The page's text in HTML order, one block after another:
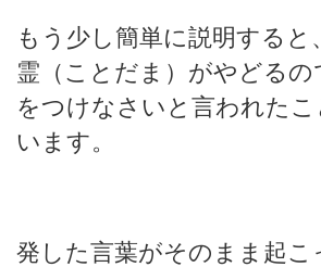
もう少し簡単に説明すると
霊（ことだま）がやどるの
をつけなさいと言われた
います。
発した言葉がそのまま起こ